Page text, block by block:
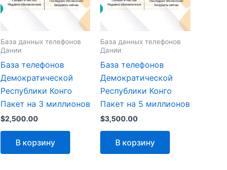
База данных телефонов
Дании
База телефонов
Демократической
Республики Конго
Пакет на 3 миллионов
$2,500.00
В корзину
База данных телефонов
Дании
База телефонов
Демократической
Республики Конго
Пакет на 5 миллионов
$3,500.00
В корзину